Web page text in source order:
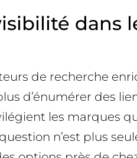
dans
de recherche
d’énumérer des
les marques
n’est plus